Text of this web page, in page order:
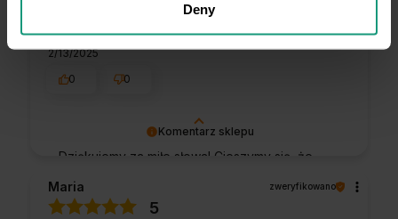
Deny
Komentarz sklepu
Dziękujemy za miłe słowa! Cieszymy się, że
możemy zapewnić odpowiednią obsługę tak
świetnym klientom. Dziękujemy raz jeszcze!
PATE MINI ADULT LAMB 12x150g - mokra karma
dla psów dorosłych - jagnięcina
2/13/2025
0
0
Maria zweryfikowano
5